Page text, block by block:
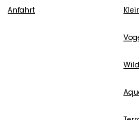
Anfahrt